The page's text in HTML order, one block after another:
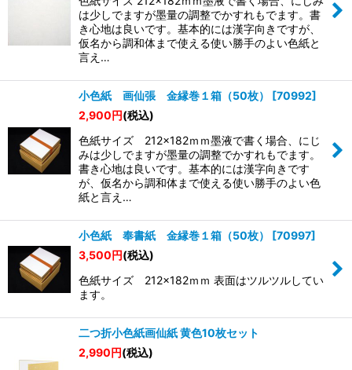
絞り込む
は少しでますが墨量の調整でかすれもでます。書
き心地は良いです。基本的には漢字向きですが、
仮名から調和体まで使える使い勝手のよい色紙と
言え…
小色紙 画仙張 金縁巻１箱（50枚） [70992]
2,900円(税込)
色紙サイズ 212×182ｍｍ墨液で書く場合、にじ
みは少しでますが墨量の調整でかすれもでます。
書き心地は良いです。基本的には漢字向きです
が、仮名から調和体まで使える使い勝手のよい色
紙と言え…
小色紙 奉書紙 金縁巻１箱（50枚） [70997]
3,500円(税込)
色紙サイズ 212×182ｍｍ 表面はツルツルしてい
ます。
二つ折小色紙画仙紙 黄色10枚セット
2,990円(税込)